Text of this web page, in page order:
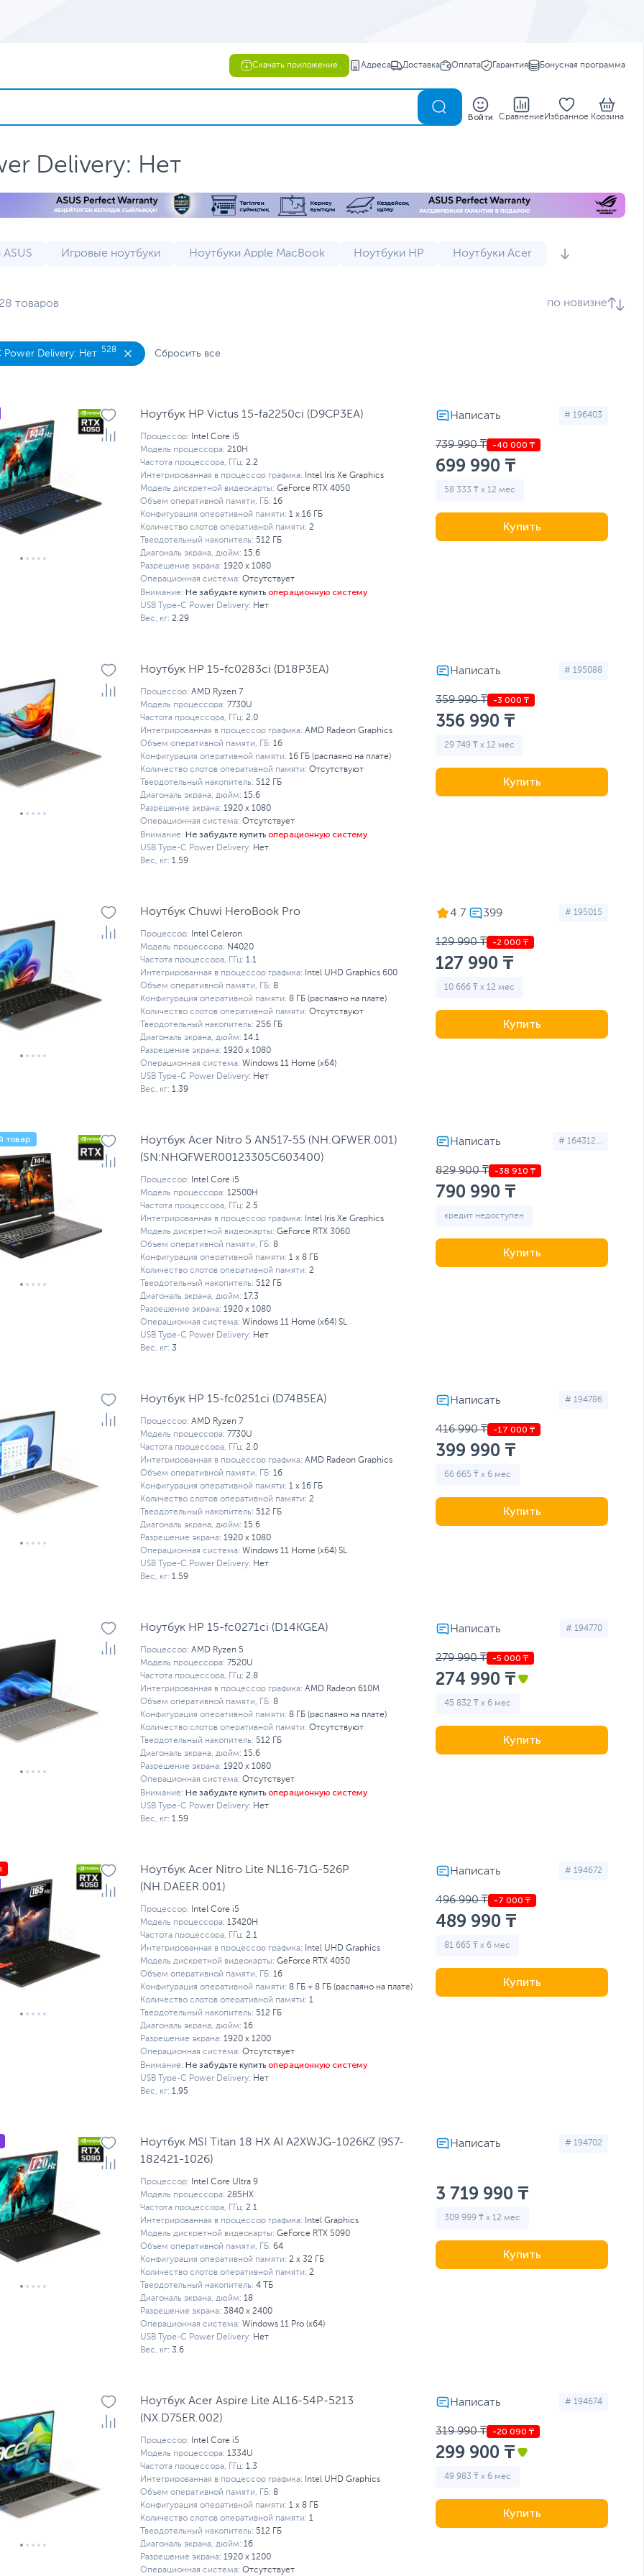
Скачать приложение Адреса Доставка Оплата Гарантия Бонусная программа
Войти Сравнение Избранное Корзина
Delivery: Нет
Игровые ноутбуки Ноутбуки Apple MacBook Ноутбуки HP Ноутбуки Acer
товар)
RTX 5090 Сенсорные ноутбуки
товаров по новизне
Power Delivery: Нет 528 Сбросить все
Ноутбук HP Victus 15-fa2250ci (D9CP3EA)
Процессор:
Intel Core i5
Модель процессора: 210H
Частота процессора, ГГц: 2.2
Интегрированная в процессор графика:
Intel Iris Xe Graphics
Модель дискретной видеокарты: GeForce RTX 4050
Объем оперативной памяти, ГБ: 16
Конфигурация оперативной памяти: 1 х 16 ГБ
Количество слотов оперативной памяти: 2
Твердотельный накопитель: 512 ГБ
Диагональ экрана, дюйм: 15.6
Разрешение экрана: 1920 x 1080
Операционная система: Отсутствует
Внимание: Не забудьте купить операционную систему
USB Type-C Power Delivery: Нет
Вес, кг: 2.29
# 196403
739 990 ₸
699 990 ₸
58 333 ₸ x 12 мес
Купить
Ноутбук HP 15-fc0283ci (D18P3EA)
Процессор: AMD Ryzen 7
Модель процессора: 7730U
Частота процессора, ГГц: 2.0
Интегрированная в процессор графика: AMD Radeon Graphics
Объем оперативной памяти, ГБ: 16
Конфигурация оперативной памяти: 16 ГБ (распаяно на плате)
Количество слотов оперативной памяти: Отсутствуют
Твердотельный накопитель: 512 ГБ
Диагональ экрана, дюйм: 15.6
Разрешение экрана: 1920 x 1080
Операционная система: Отсутствует
Внимание: Не забудьте купить операционную систему
USB Type-C Power Delivery: Нет
Вес, кг: 1.59
# 195088
359 990 ₸
356 990 ₸
29 749 ₸ x 12 мес
Купить
Ноутбук Chuwi HeroBook Pro
Процессор:
Intel Celeron
Модель процессора: N4020
Частота процессора, ГГц: 1.1
Интегрированная в процессор графика:
Intel UHD Graphics 600
Объем оперативной памяти, ГБ: 8
Конфигурация оперативной памяти: 8 ГБ (распаяно на плате)
Количество слотов оперативной памяти: Отсутствуют
Твердотельный накопитель: 256 ГБ
Диагональ экрана, дюйм: 14.1
Разрешение экрана: 1920 x 1080
Операционная система: Windows 11 Home (x64)
USB Type-C Power Delivery: Нет
Вес, кг: 1.39
4.7 # 195015
129 990 ₸
127 990 ₸
10 666 ₸ x 12 мес
Купить
товар
Ноутбук Acer Nitro 5 AN517-55 (NH.QFWER.001)
(SN:NHQFWER00123305C603400)
Процессор:
Intel Core i5
Модель процессора: 12500H
Частота процессора, ГГц: 2.5
Интегрированная в процессор графика:
Intel Iris Xe Graphics
Модель дискретной видеокарты: GeForce RTX 3060
Объем оперативной памяти, ГБ: 8
Конфигурация оперативной памяти: 1 х 8 ГБ
Количество слотов оперативной памяти: 2
Твердотельный накопитель: 512 ГБ
Диагональ экрана, дюйм: 17.3
Разрешение экрана: 1920 x 1080
Операционная система: Windows 11 Home (x64) SL
USB Type-C Power Delivery: Нет
Вес, кг: 3
# 164312...
829 900 ₸
790 990 ₸
кредит недоступен
Купить
Ноутбук HP 15-fc0251ci (D74B5EA)
Процессор: AMD Ryzen 7
Модель процессора: 7730U
Частота процессора, ГГц: 2.0
Интегрированная в процессор графика: AMD Radeon Graphics
Объем оперативной памяти, ГБ: 16
Конфигурация оперативной памяти: 1 х 16 ГБ
Количество слотов оперативной памяти: 2
Твердотельный накопитель: 512 ГБ
Диагональ экрана, дюйм: 15.6
Разрешение экрана: 1920 x 1080
Операционная система: Windows 11 Home (x64) SL
USB Type-C Power Delivery: Нет
Вес, кг: 1.59
# 194786
416 990 ₸
399 990 ₸
66 665 ₸ x 6 мес
Купить
Ноутбук HP 15-fc0271ci (D14KGEA)
Процессор: AMD Ryzen 5
Модель процессора: 7520U
Частота процессора, ГГц: 2.8
Интегрированная в процессор графика: AMD Radeon 610M
Объем оперативной памяти, ГБ: 8
Конфигурация оперативной памяти: 8 ГБ (распаяно на плате)
Количество слотов оперативной памяти: Отсутствуют
Твердотельный накопитель: 512 ГБ
Диагональ экрана, дюйм: 15.6
Разрешение экрана: 1920 x 1080
Операционная система: Отсутствует
Внимание: Не забудьте купить операционную систему
USB Type-C Power Delivery: Нет
Вес, кг: 1.59
# 194770
279 990 ₸
274 990 ₸
45 832 ₸ x 6 мес
Купить
Ноутбук Acer Nitro Lite NL16-71G-526P
(NH.DAEER.001)
Процессор:
Intel Core i5
Модель процессора: 13420H
Частота процессора, ГГц: 2.1
Интегрированная в процессор графика:
Intel UHD Graphics
Модель дискретной видеокарты: GeForce RTX 4050
Объем оперативной памяти, ГБ: 16
Конфигурация оперативной памяти: 8 ГБ + 8 ГБ (распаяно на плате)
Количество слотов оперативной памяти: 1
Твердотельный накопитель: 512 ГБ
Диагональ экрана, дюйм: 16
Разрешение экрана: 1920 x 1200
Операционная система: Отсутствует
Внимание: Не забудьте купить операционную систему
USB Type-C Power Delivery: Нет
Вес, кг: 1.95
# 194672
496 990 ₸
489 990 ₸
81 665 ₸ x 6 мес
Купить
Ноутбук MSI Titan 18 HX AI A2XWJG-1026KZ (9S7-
182421-1026)
Процессор:
Intel Core Ultra 9
Модель процессора: 285HX
Частота процессора, ГГц: 2.1
Интегрированная в процессор графика:
Intel Graphics
Модель дискретной видеокарты: GeForce RTX 5090
Объем оперативной памяти, ГБ: 64
Конфигурация оперативной памяти: 2 х 32 ГБ
Количество слотов оперативной памяти: 2
Твердотельный накопитель: 4 ТБ
Диагональ экрана, дюйм: 18
Разрешение экрана: 3840 x 2400
Операционная система: Windows 11 Pro (x64)
USB Type-C Power Delivery: Нет
Вес, кг: 3.6
# 194702
3 719 990 ₸
309 999 ₸ x 12 мес
Купить
Ноутбук Acer Aspire Lite AL16-54P-5213
(NX.D75ER.002)
Процессор:
Intel Core i5
Модель процессора: 1334U
Частота процессора, ГГц: 1.3
Интегрированная в процессор графика:
Intel UHD Graphics
Объем оперативной памяти, ГБ: 8
Конфигурация оперативной памяти: 1 х 8 ГБ
Количество слотов оперативной памяти: 1
Твердотельный накопитель: 512 ГБ
Диагональ экрана, дюйм: 16
Разрешение экрана: 1920 x 1200
Операционная система: Отсутствует
# 194674
319 990 ₸
299 900 ₸
49 983 ₸ x 6 мес
Купить